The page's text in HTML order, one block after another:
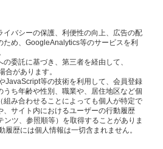
イバシーの保護、利便性の向上、広告の配
ため、GoogleAnalytics等のサービスを利
委託に基づき、第三者を経由して、
合があります。
JavaScript等の技術を利用して、会員登録
ち年齢や性別、職業や、居住地区など個
組み合わせることによっても個人が特定で
、サイト内におけるユーザーの行動履歴
ンツ、参照順等）を取得することがありま
歴には個人情報は一切含まれません。